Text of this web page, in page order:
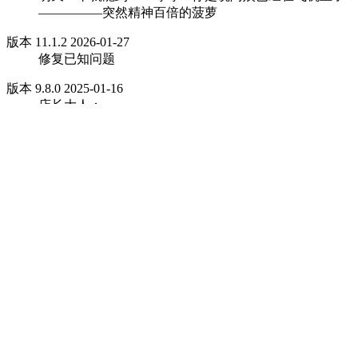
—————突然精神百倍的菠萝
版本 11.1.2 2026-01-27
修复已知问题
版本 9.8.0 2025-01-16
店长大人：